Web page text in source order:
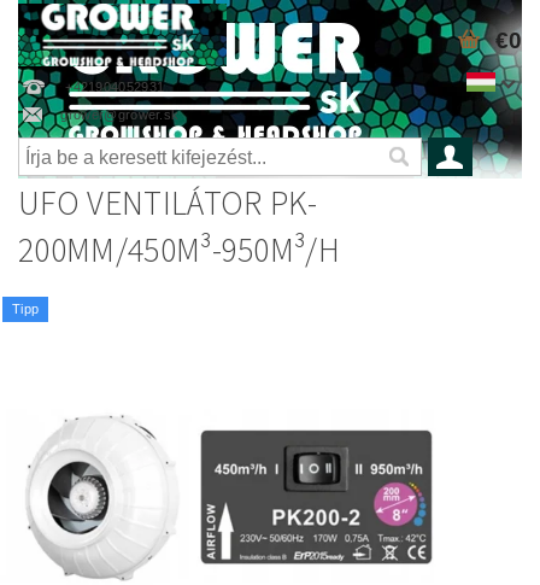
+421904052931
grower@grower.sk
€0
UFO VENTILÁTOR PK-
200MM/450M³-950M³/H
Tipp